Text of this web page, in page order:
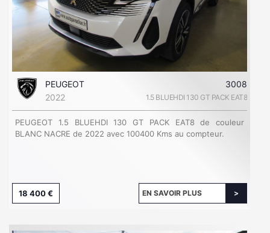
PEUGEOT
3008
2022
1.5 BLUEHDI 130 GT PACK EAT8
PEUGEOT 1.5 BLUEHDI 130 GT PACK EAT8 de couleur
BLANC NACRE de 2022 avec 100400 Kms au compteur.
18 400 € EN SAVOIR PLUS